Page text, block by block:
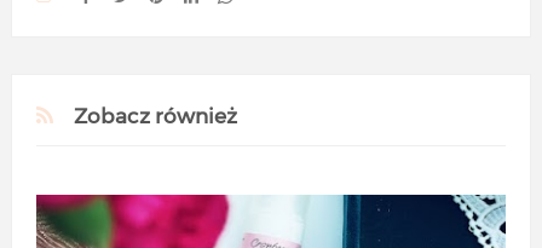
Zobacz również